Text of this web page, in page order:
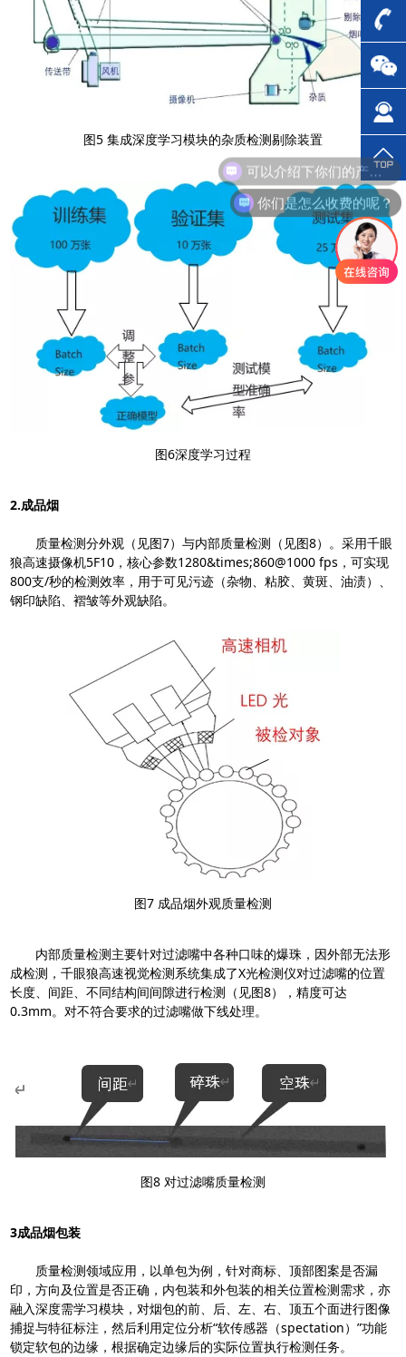
图5 集成深度学习模块的杂质检测剔除装置
图6深度学习过程
2.成品烟
质量检测分外观（见图7）与内部质量检测（见图8）。采用千眼
狼高速摄像机5F10，核心参数1280&times;860@1000 fps，可实现
800支/秒的检测效率，用于可见污迹（杂物、粘胶、黄斑、油渍）、
钢印缺陷、褶皱等外观缺陷。
图7 成品烟外观质量检测
内部质量检测主要针对过滤嘴中各种口味的爆珠，因外部无法形
成检测，千眼狼高速视觉检测系统集成了X光检测仪对过滤嘴的位置
长度、间距、不同结构间间隙进行检测（见图8），精度可达
0.3mm。对不符合要求的过滤嘴做下线处理。
图8 对过滤嘴质量检测
3成品烟包装
质量检测领域应用，以单包为例，针对商标、顶部图案是否漏
印，方向及位置是否正确，内包装和外包装的相关位置检测需求，亦
融入深度需学习模块，对烟包的前、后、左、右、顶五个面进行图像
捕捉与特征标注，然后利用定位分析“软传感器（spectation）”功能
锁定软包的边缘，根据确定边缘后的实际位置执行检测任务。
可以介绍下你们的产品么？
你们是怎么收费的呢？